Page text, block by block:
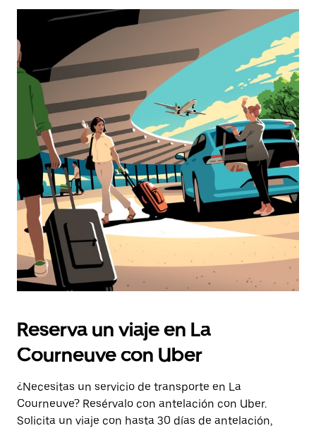
Reserva un viaje en La
Courneuve con Uber
¿Necesitas un servicio de transporte en La
Courneuve? Resérvalo con antelación con Uber.
Solicita un viaje con hasta 30 días de antelación,